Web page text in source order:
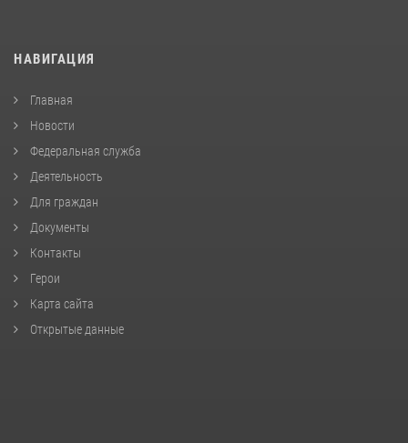
НАВИГАЦИЯ
Главная
Новости
Федеральная служба
Деятельность
Для граждан
Документы
Контакты
Герои
Карта сайта
Открытые данные